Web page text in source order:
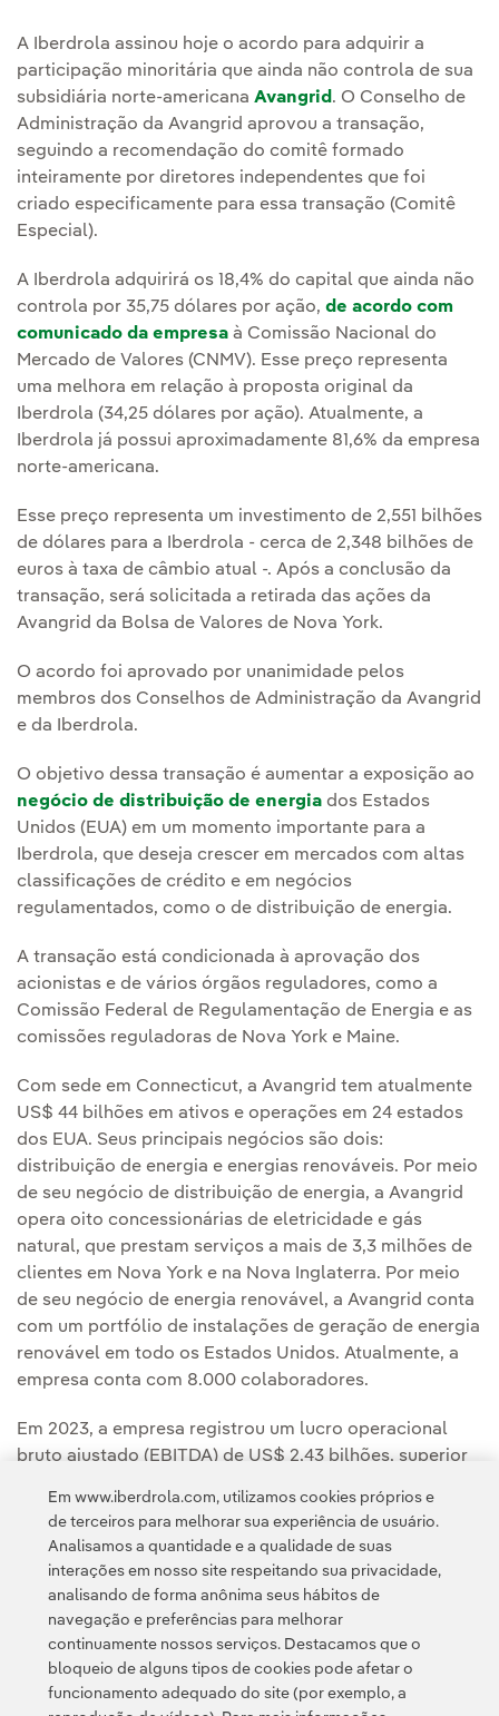
A Iberdrola assinou hoje o acordo para adquirir a
participação minoritária que ainda não controla de sua
subsidiária norte-americana Avangrid . O Conselho de
Administração da Avangrid aprovou a transação,
seguindo a recomendação do comitê formado
inteiramente por diretores independentes que foi
criado especificamente para essa transação (Comitê
Especial).
A Iberdrola adquirirá os 18,4% do capital que ainda não
controla por 35,75 dólares por ação, de acordo com
comunicado da empresa à Comissão Nacional do
Mercado de Valores (CNMV). Esse preço representa
uma melhora em relação à proposta original da
Iberdrola (34,25 dólares por ação). Atualmente, a
Iberdrola já possui aproximadamente 81,6% da empresa
norte-americana.
Esse preço representa um investimento de 2,551 bilhões
de dólares para a Iberdrola - cerca de 2,348 bilhões de
euros à taxa de câmbio atual -. Após a conclusão da
transação, será solicitada a retirada das ações da
Avangrid da Bolsa de Valores de Nova York.
O acordo foi aprovado por unanimidade pelos
membros dos Conselhos de Administração da Avangrid
e da Iberdrola.
O objetivo dessa transação é aumentar a exposição ao
negócio de distribuição de energia dos Estados
Unidos (EUA) em um momento importante para a
Iberdrola, que deseja crescer em mercados com altas
classificações de crédito e em negócios
regulamentados, como o de distribuição de energia.
A transação está condicionada à aprovação dos
acionistas e de vários órgãos reguladores, como a
Comissão Federal de Regulamentação de Energia e as
comissões reguladoras de Nova York e Maine.
Com sede em Connecticut, a Avangrid tem atualmente
US$ 44 bilhões em ativos e operações em 24 estados
dos EUA. Seus principais negócios são dois:
distribuição de energia e energias renováveis. Por meio
de seu negócio de distribuição de energia, a Avangrid
opera oito concessionárias de eletricidade e gás
natural, que prestam serviços a mais de 3,3 milhões de
clientes em Nova York e na Nova Inglaterra. Por meio
de seu negócio de energia renovável, a Avangrid conta
com um portfólio de instalações de geração de energia
renovável em todo os Estados Unidos. Atualmente, a
empresa conta com 8.000 colaboradores.
Em 2023, a empresa registrou um lucro operacional
bruto ajustado (EBITDA) de US$ 2,43 bilhões, superior
Política de Privacidade Informação legal
Transparência no uso da IA Política de cookies Configuração de cookies
Em www.iberdrola.com, utilizamos cookies próprios e
de terceiros para melhorar sua experiência de usuário.
Analisamos a quantidade e a qualidade de suas
interações em nosso site respeitando sua privacidade,
analisando de forma anônima seus hábitos de
navegação e preferências para melhorar
continuamente nossos serviços. Destacamos que o
bloqueio de alguns tipos de cookies pode afetar o
funcionamento adequado do site (por exemplo, a